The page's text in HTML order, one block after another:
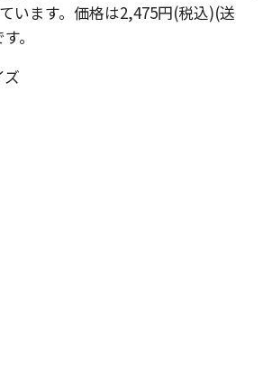
います。価格は2,475円(税込)(送
。
ズ